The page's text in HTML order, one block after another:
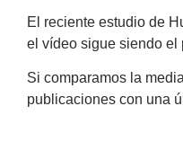
El reciente estudio de
el vídeo sigue siendo el
Si comparamos la
publicaciones con una